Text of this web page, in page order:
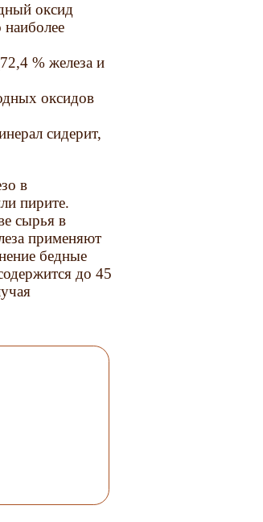
оксид
% железа и
оксидов
сидерит,
в
пирите.
сырья в
применяют
бедные
до 45